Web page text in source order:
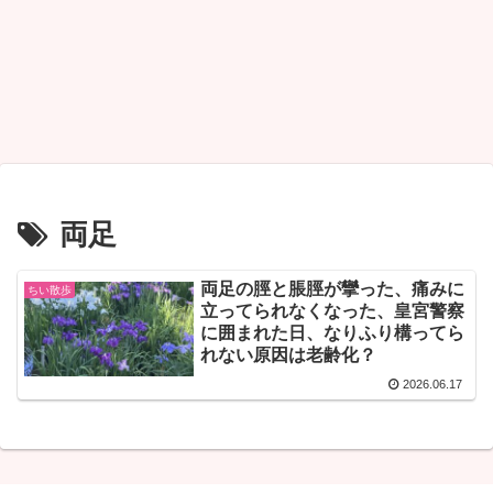
両足
ちい散歩
両足の脛と脹脛が攣った、痛みに
立ってられなくなった、皇宮警察
に囲まれた日、なりふり構ってら
れない原因は老齢化？
2026.06.17